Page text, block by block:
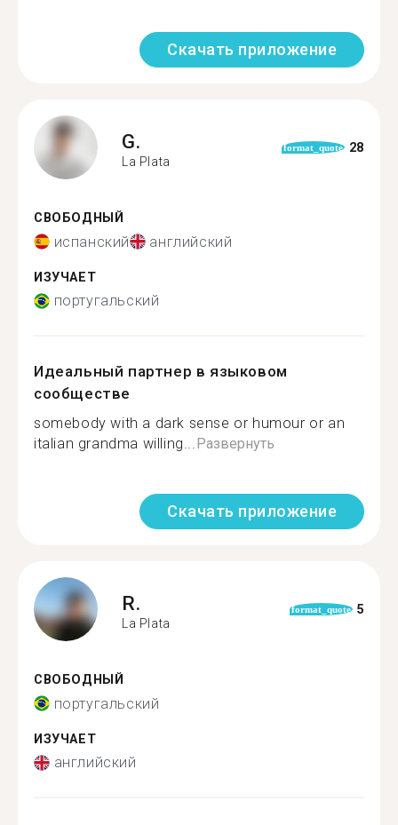
Скачать приложение
G.
La Plata
format_quote 28
СВОБОДНЫЙ
испанский английский
ИЗУЧАЕТ
португальский
Идеальный партнер в языковом
сообществе
somebody with a dark sense or humour or an
italian grandma willing...Развернуть
Скачать приложение
R.
La Plata
format_quote 5
СВОБОДНЫЙ
португальский
ИЗУЧАЕТ
английский